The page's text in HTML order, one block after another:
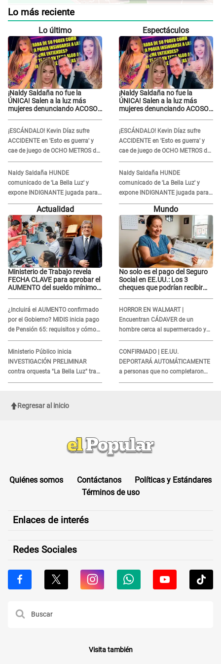
Lo más reciente
Lo último
¡Naldy Saldaña no fue la
ÚNICA! Salen a la luz más
mujeres denunciando ACOSO
¡ESCÁNDALO! Kevin Díaz sufre
ACCIDENTE en 'Esto es guerra' y
cae de juego de OCHO METROS de
altura: "La colchoneta se rompe..."
Naldy Saldaña HUNDE
comunicado de 'La Bella Luz' y
expone INDIGNANTE jugada para
DEFENDER a director: "Que he
tenido algo..."
Espectáculos
¡Naldy Saldaña no fue la
ÚNICA! Salen a la luz más
mujeres denunciando ACOSO
¡ESCÁNDALO! Kevin Díaz sufre
ACCIDENTE en 'Esto es guerra' y
cae de juego de OCHO METROS de
altura: "La colchoneta se rompe..."
Naldy Saldaña HUNDE
comunicado de 'La Bella Luz' y
expone INDIGNANTE jugada para
DEFENDER a director: "Que he
tenido algo..."
Actualidad
Ministerio de Trabajo revela
FECHA CLAVE para aprobar el
AUMENTO del sueldo mínimo:
¿Incluirá el AUMENTO confirmado
por el Gobierno? MIDIS inicia pago
de Pensión 65: requisitos y cómo
obtener el beneficio economico
Ministerio Público inicia
INVESTIGACIÓN PRELIMINAR
contra orquesta "La Bella Luz" tras
DENUNCIA de Naldy Saldaña
Mundo
No solo es el pago del Seguro
Social en EE.UU.: Los 3
cheques que podrían recibir
HORROR EN WALMART |
Encuentran CÁDAVER de un
hombre cerca al supermercado y
esto reveló la autopsia que le
realizaron
CONFIRMADO | EE.UU.
DEPORTARÁ AUTOMÁTICAMENTE
a personas que no completaron
este formulario clave
Regresar al inicio
Quiénes somos Contáctanos
Políticas y Estándares
Términos de uso
Enlaces de interés
Redes Sociales
Visita también